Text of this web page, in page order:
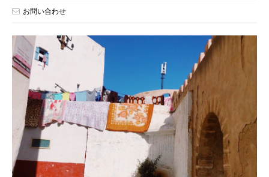
お問い合わせ